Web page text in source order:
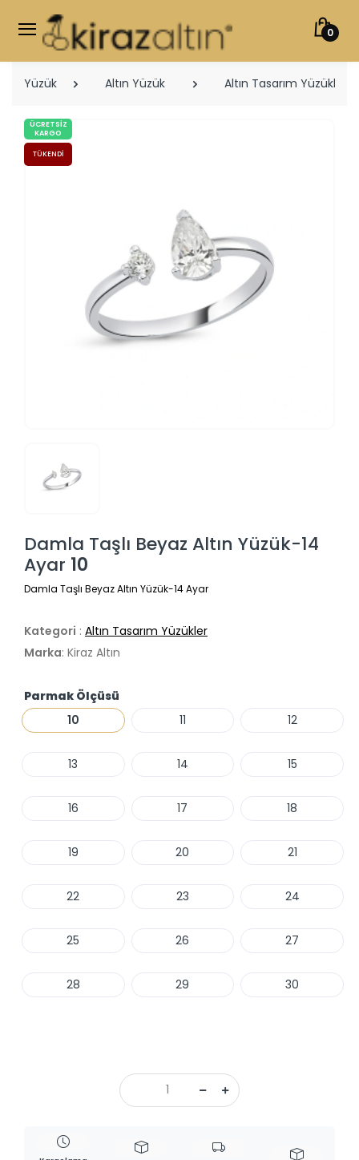
0
Yüzük Altın Yüzük Altın Tasarım Yüzükler
ÜCRETSIZ
KARGO
TÜKENDI
Damla Taşlı Beyaz Altın Yüzük-14
Ayar 10
Damla Taşlı Beyaz Altın Yüzük-14 Ayar
Kategori : Altın Tasarım Yüzükler
Marka: Kiraz Altın
Parmak Ölçüsü
10
11 12
13 14 15
16 17 18
19 20 21
22 23 24
25 26 27
28 29 30